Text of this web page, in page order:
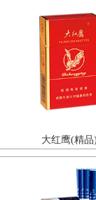
大红鹰(精品